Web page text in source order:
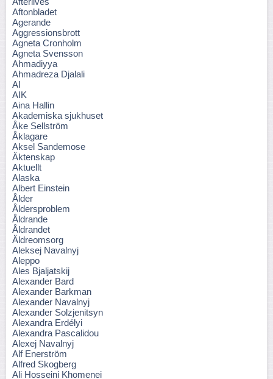
Aftonbladet
Agerande
Aggressionsbrott
Agneta Cronholm
Agneta Svensson
Ahmadiyya
Ahmadreza Djalali
AI
AIK
Aina Hallin
Akademiska sjukhuset
Åke Sellström
Åklagare
Aksel Sandemose
Äktenskap
Aktuellt
Alaska
Albert Einstein
Ålder
Åldersproblem
Åldrande
Åldrandet
Äldreomsorg
Aleksej Navalnyj
Aleppo
Ales Bjaljatskij
Alexander Bard
Alexander Barkman
Alexander Navalnyj
Alexander Solzjenitsyn
Alexandra Erdélyi
Alexandra Pascalidou
Alexej Navalnyj
Alf Enerström
Alfred Skogberg
Ali Hosseini Khomenei